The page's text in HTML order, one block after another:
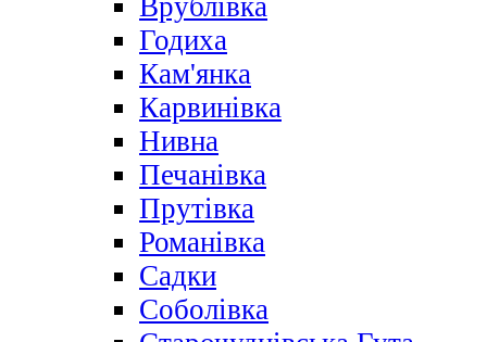
Врублівка
Годиха
Кам'янка
Карвинівка
Нивна
Печанівка
Прутівка
Романівка
Садки
Соболівка